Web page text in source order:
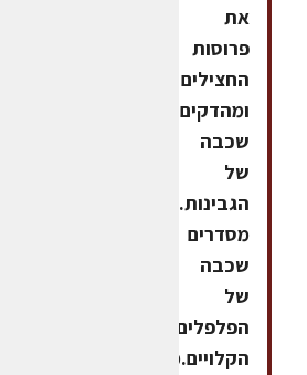
את
פרוסות
החצילים
ומהדקים.יוצקים
שכבה
של
הגבינות.מעליה
מסדרים
שכבה
של
הפלפלים
הקלויים.מעליה